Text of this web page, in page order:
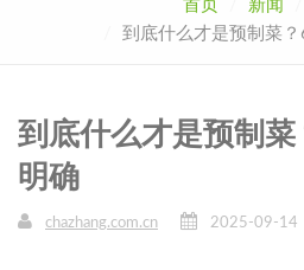
首页 新闻
到底什么才是预制菜
到底什么才是预制
明确
chazhang.com.cn 2025-09-14